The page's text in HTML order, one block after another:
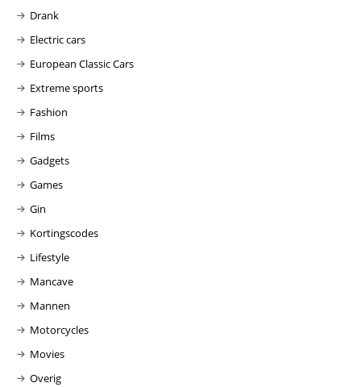
Drank
Electric cars
European Classic Cars
Extreme sports
Fashion
Films
Gadgets
Games
Gin
Kortingscodes
Lifestyle
Mancave
Mannen
Motorcycles
Movies
Overig